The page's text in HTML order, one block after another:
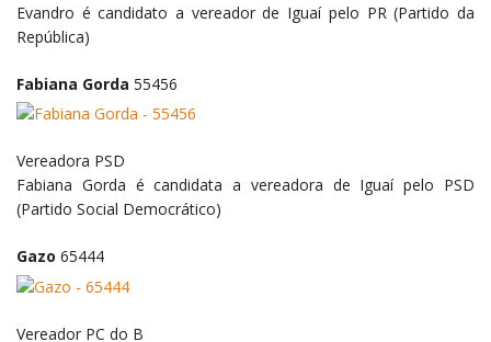
Evandro é candidato a vereador de Iguaí pelo PR (Partido da
República)
Fabiana Gorda 55456
Vereadora PSD
Fabiana Gorda é candidata a vereadora de Iguaí pelo PSD
(Partido Social Democrático)
Gazo 65444
Vereador PC do B